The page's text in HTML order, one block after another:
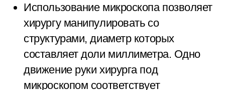
Использование микроскопа позволяет
хирургу манипулировать со
структурами, диаметр которых
составляет доли миллиметра. Одно
движение руки хирурга под
микроскопом соответствует